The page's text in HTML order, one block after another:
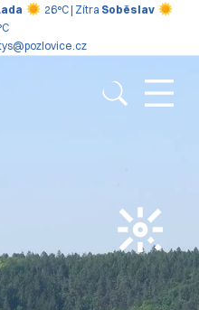
26°C | Zítra Soběslav